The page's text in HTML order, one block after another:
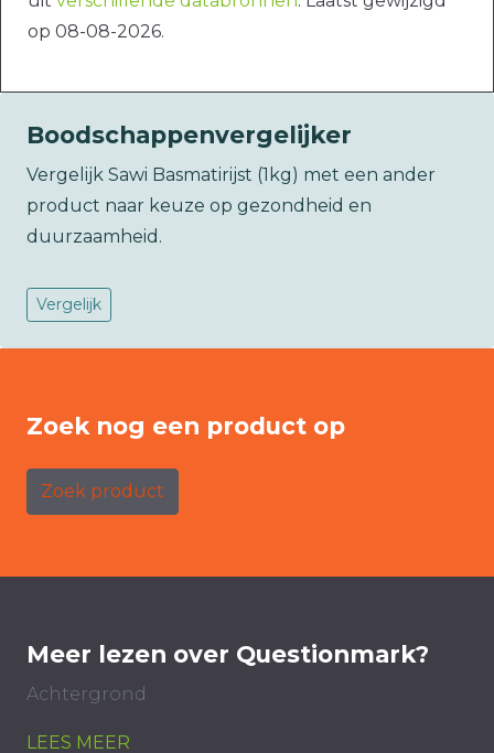
op 08-08-2026.
Boodschappenvergelijker
Vergelijk Sawi Basmatirijst (1kg) met een ander
product naar keuze op gezondheid en
duurzaamheid.
Vergelijk
Zoek nog een product op
Zoek product
Meer lezen over Questionmark?
Achtergrond
LEES MEER